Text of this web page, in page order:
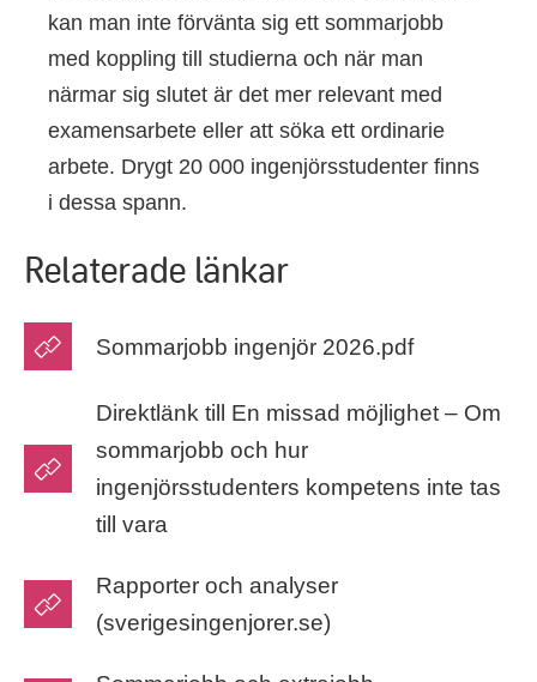
kan man inte förvänta sig ett sommarjobb
med koppling till studierna och när man
närmar sig slutet är det mer relevant med
examensarbete eller att söka ett ordinarie
arbete. Drygt 20 000 ingenjörsstudenter finns
i dessa spann.
Relaterade länkar
Sommarjobb ingenjör 2026.pdf
Direktlänk till En missad möjlighet – Om
sommarjobb och hur
ingenjörsstudenters kompetens inte tas
till vara
Rapporter och analyser
(sverigesingenjorer.se)